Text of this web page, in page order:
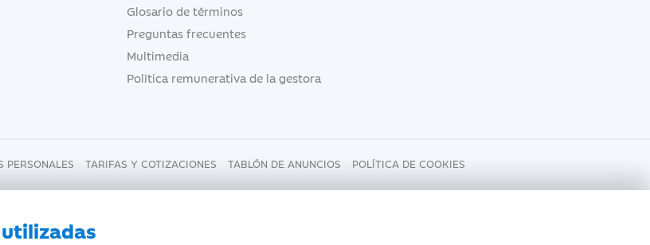
Glosario de términos
Preguntas frecuentes
Multimedia
Política remunerativa de la gestora
PERSONALES TARIFAS Y COTIZACIONES TABLÓN DE ANUNCIOS
POLÍTICA DE COOKIES